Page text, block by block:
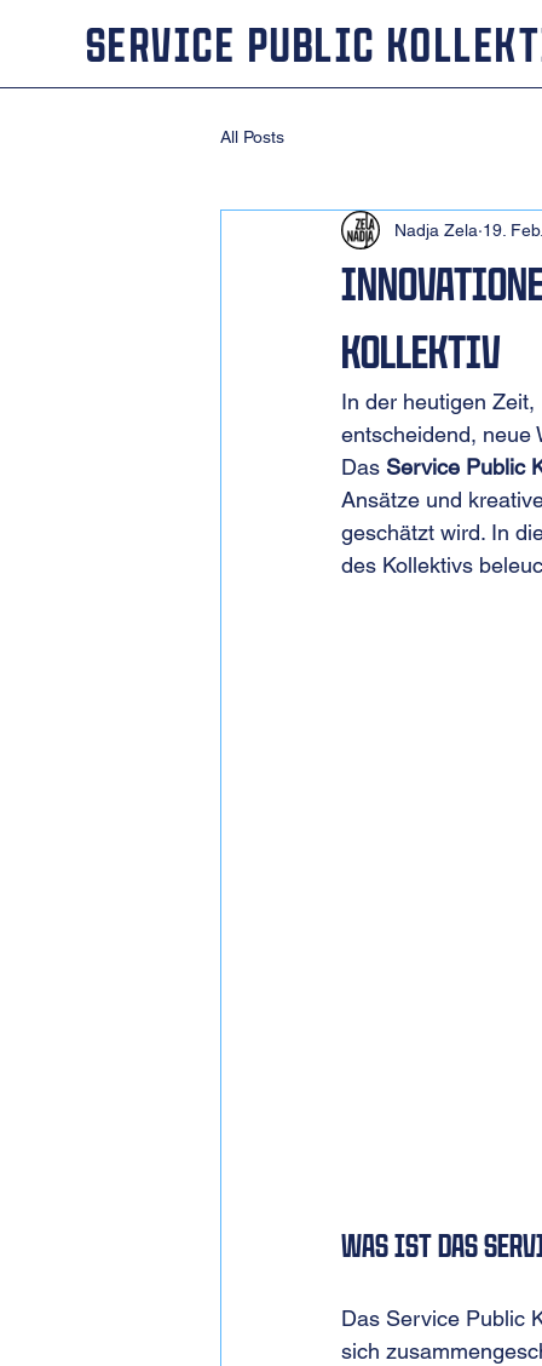
Service Public
All Posts
Kollektiv
Nadja Zela 19.
In der heutigen
entscheidend, neue
Das Service Public
Ansätze und
geschätzt wird. In
des Kollektivs
Was ist das
Das Service Public
sich